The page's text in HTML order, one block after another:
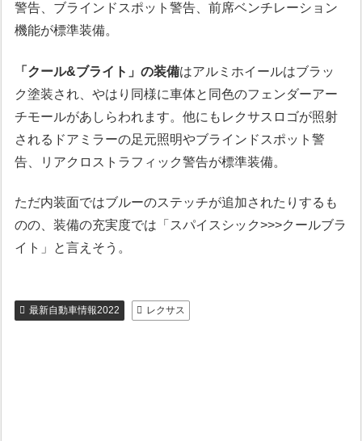
警告、ブラインドスポット警告、前席ベンチレーション
機能が標準装備。
「クール&ブライト」の装備はアルミホイールはブラッ
ク塗装され、やはり同様に車体と同色のフェンダーアー
チモールがあしらわれます。他にもレクサスロゴが照射
されるドアミラーの足元照明やブラインドスポット警
告、リアクロストラフィック警告が標準装備。
ただ内装面ではブルーのステッチが追加されたりするも
のの、装備の充実度では「スパイスシック>>>クールブラ
イト」と言えそう。
最新自動車情報2022 レクサス